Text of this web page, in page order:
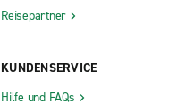
Reisepartner
KUNDENSERVICE
Hilfe und FAQs